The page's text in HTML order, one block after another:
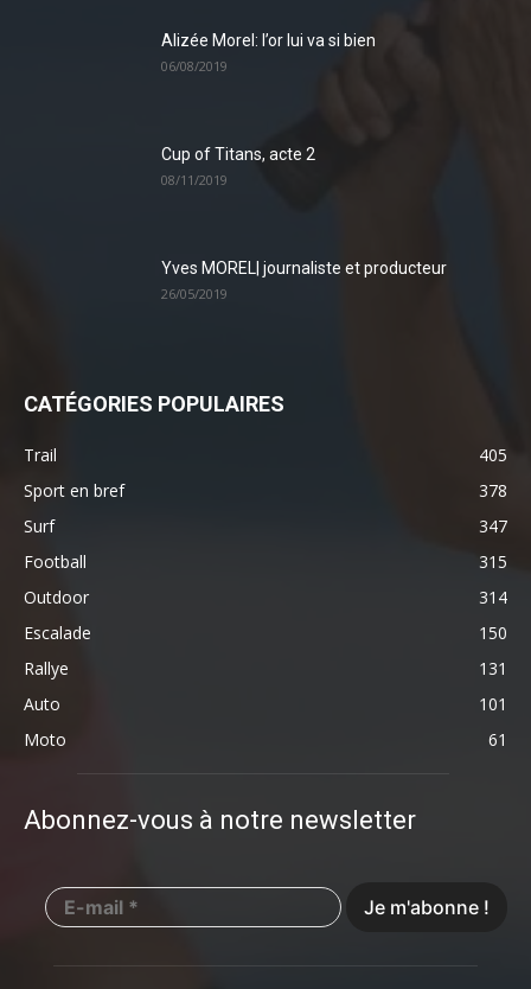
Alizée Morel: l’or lui va si bien
06/08/2019
Cup of Titans, acte 2
08/11/2019
Yves MOREL| journaliste et producteur
26/05/2019
CATÉGORIES POPULAIRES
Trail
405
Sport en bref
378
Surf
347
Football
315
Outdoor
314
Escalade
150
Rallye
131
Auto
101
Moto
61
Abonnez-vous à notre newsletter